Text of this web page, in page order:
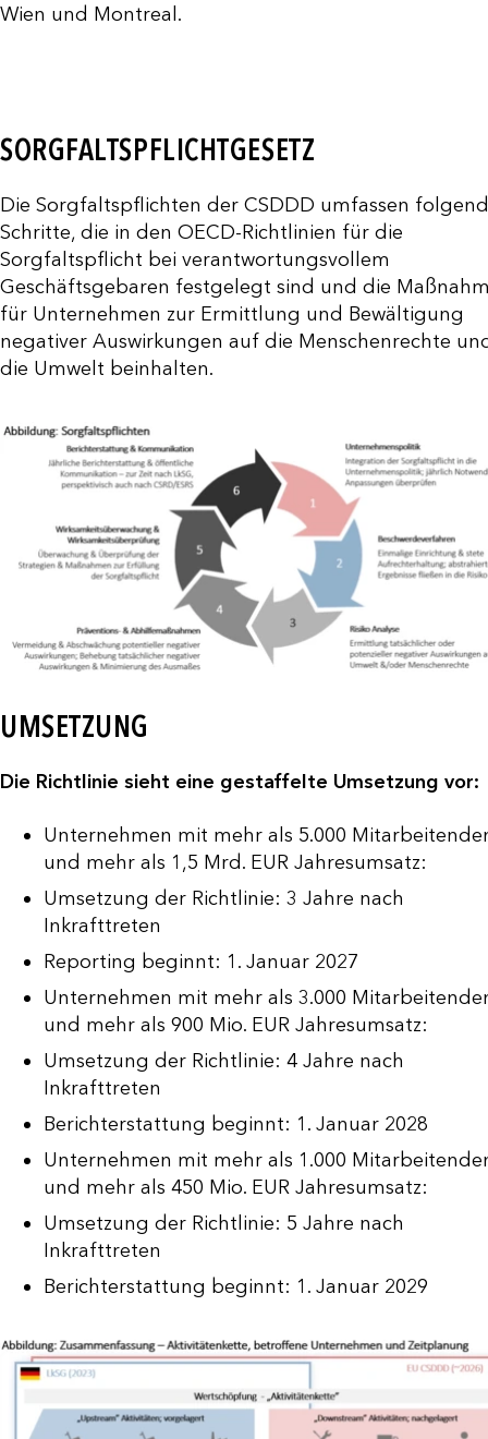
Wien und Montreal.
SORGFALTSPFLICHTGESETZ
Die Sorgfaltspflichten der CSDDD umfassen
Schritte, die in den OECD-Richtlinien für die
Sorgfaltspflicht bei verantwortungsvollem
Geschäftsgebaren festgelegt sind und die
für Unternehmen zur Ermittlung und Bewältigung
negativer Auswirkungen auf die Menschenrechte
die Umwelt beinhalten.
UMSETZUNG
Die Richtlinie sieht eine gestaffelte Umsetzung vor:
Unternehmen mit mehr als 5.000
und mehr als 1,5 Mrd. EUR Jahresumsatz:
Umsetzung der Richtlinie: 3 Jahre nach
Inkrafttreten
Reporting beginnt: 1. Januar 2027
Unternehmen mit mehr als 3.000
und mehr als 900 Mio. EUR Jahresumsatz:
Umsetzung der Richtlinie: 4 Jahre nach
Inkrafttreten
Berichterstattung beginnt: 1. Januar 2028
Unternehmen mit mehr als 1.000
und mehr als 450 Mio. EUR Jahresumsatz:
Umsetzung der Richtlinie: 5 Jahre nach
Inkrafttreten
Berichterstattung beginnt: 1. Januar 2029